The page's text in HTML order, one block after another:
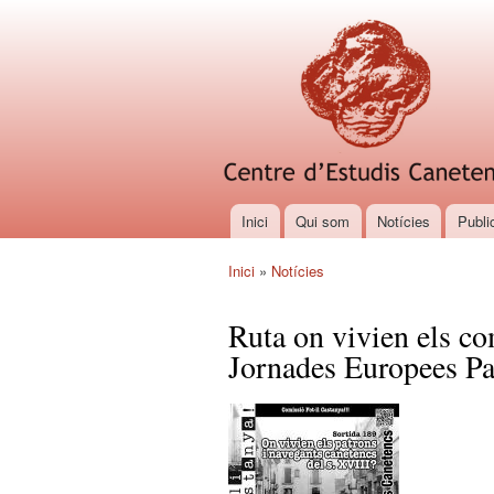
Menú principal
Inici Qui som Notícies
Inici » Notícies
Ruta on vivien els
Jornades Europees